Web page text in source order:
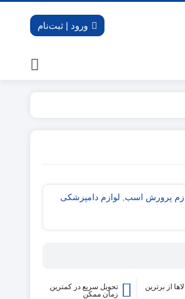
پرورش اسب
لوازم دامپزشکی
از برترین
تحویل سریع در کمترین
زمان ممکن